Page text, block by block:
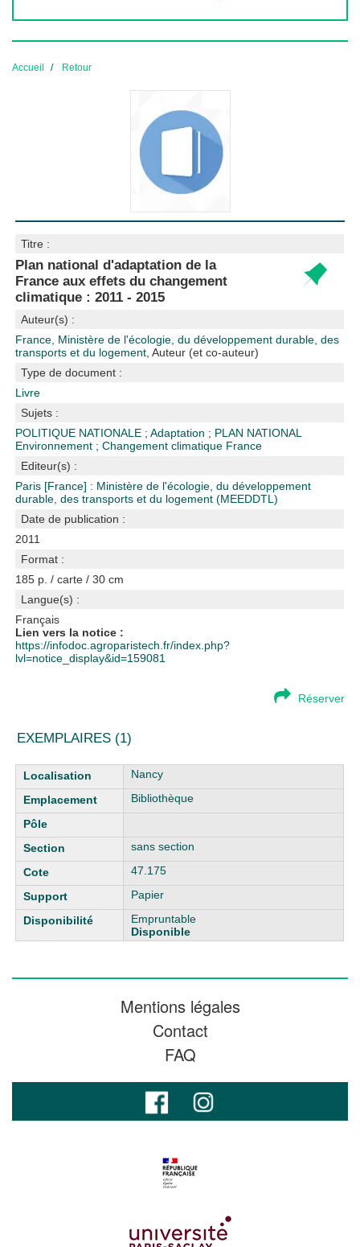
Accueil Retour
Titre :
Plan national d'adaptation de la
France aux effets du changement
climatique : 2011 - 2015
Auteur(s) :
France, Ministère de l'écologie, du développement durable, des
transports et du logement , Auteur (et co-auteur)
Type de document :
Livre
Sujets :
POLITIQUE NATIONALE ;Adaptation ; PLAN NATIONAL
Environnement ;Changement climatique France
Editeur(s) :
Paris [France] : Ministère de l'écologie, du développement
durable, des transports et du logement (MEEDDTL)
Date de publication :
2011
Format :
185 p. / carte / 30 cm
Langue(s) :
Français
Lien vers la notice :
https://infodoc.agroparistech.fr/index.php?
lvl=notice_display&id=159081
Réserver
EXEMPLAIRES (1)
Liste des exemplaires
Nancy
Bibliothèque
sans section
47.175
Papier
Empruntable
Disponible
Mentions légales
Contact
FAQ